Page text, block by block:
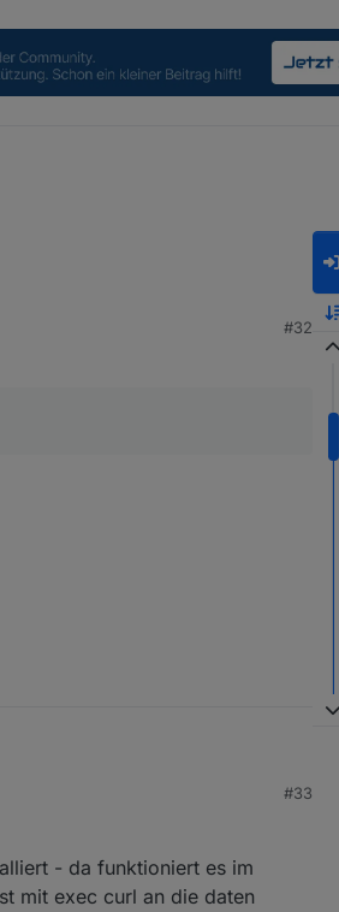
#32
#33
- da funktioniert es im
mit exec curl an die daten